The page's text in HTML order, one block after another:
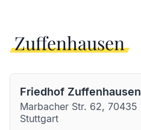
Zuffenhausen
Friedhof Zuffenhausen
Marbacher Str. 62, 70435
Stuttgart